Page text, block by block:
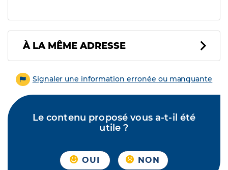
À LA MÊME ADRESSE
Signaler une information erronée ou manquante
Le contenu proposé vous a-t-il été
utile ?
OUI NON